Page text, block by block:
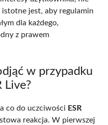
jest, aby regulamin
dla każdego,
z prawem
w przypadku
Live?
co do uczciwości ESR
reakcja. W pierwszej